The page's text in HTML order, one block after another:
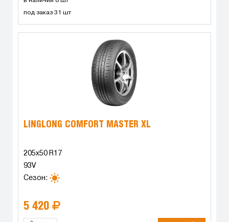
под заказ 31 шт
LINGLONG COMFORT MASTER XL
205x50 R17
93V
Сезон:
5 420